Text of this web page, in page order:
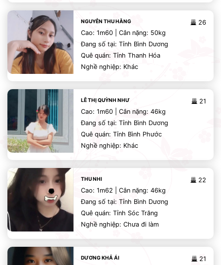
26
NGUYỄN THU HẰNG
Cao: 1m60 | Cân nặng: 50kg
Đang số tại: Tỉnh Bình Dương
Quê quán: Tỉnh Thanh Hóa
Nghề nghiệp: Khác
21
LÊ THỊ QUỲNH NHƯ
Cao: 1m60 | Cân nặng: 46kg
Đang số tại: Tỉnh Bình Dương
Quê quán: Tỉnh Bình Phước
Nghề nghiệp: Khác
22
THU NHI
Cao: 1m62 | Cân nặng: 46kg
Đang số tại: Tỉnh Bình Dương
Quê quán: Tỉnh Sóc Trăng
Nghề nghiệp: Chưa đi làm
21
DƯƠNG KHẢ ÁI